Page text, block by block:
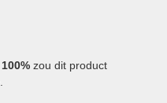
100% zou dit product